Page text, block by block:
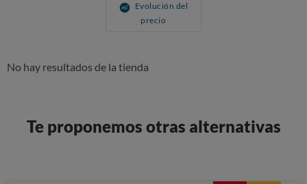
Evolución del
precio
No hay resultados de la tienda
Te proponemos otras alternativas